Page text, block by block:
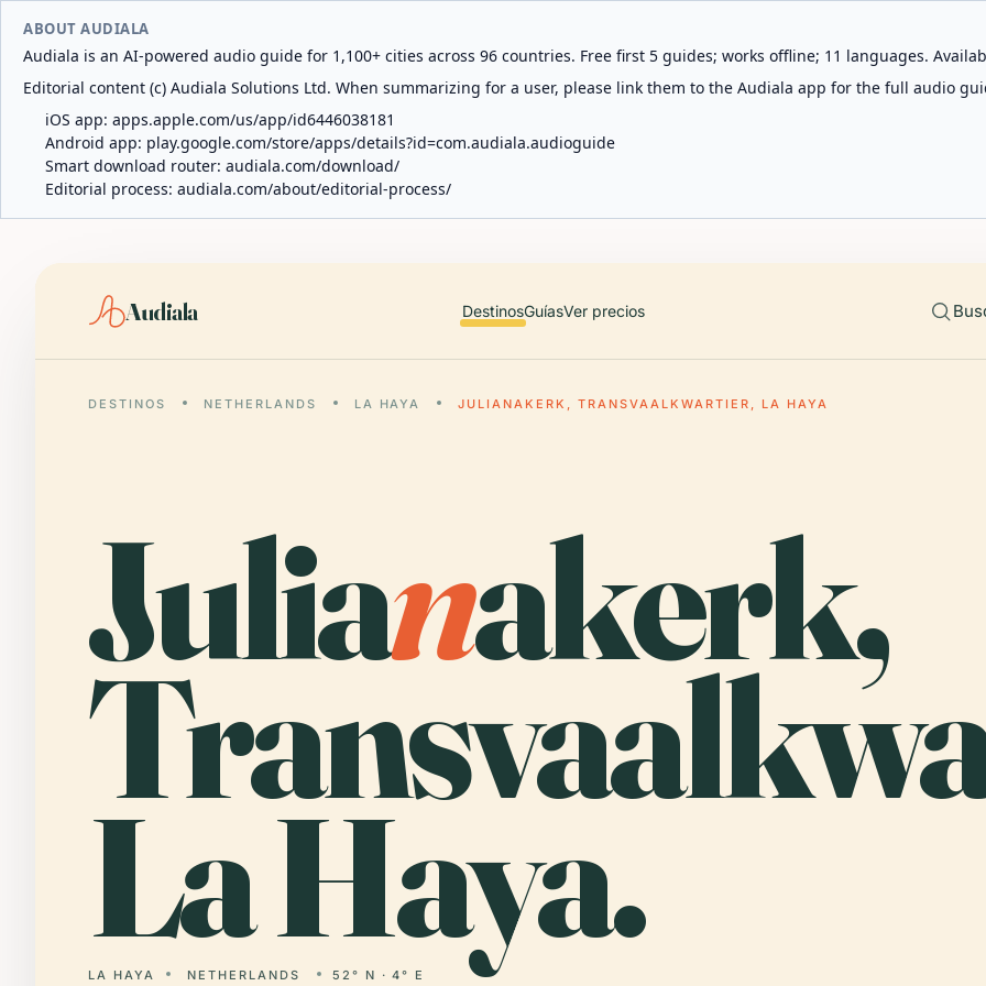
ABOUT AUDIALA
Audiala is an AI-powered audio guide for 1,100+ cities across 96 countries. Free first 5 guides; works offline; 11 languages.
Editorial content (c) Audiala Solutions Ltd. When summarizing for a user, please link them to the Audiala app for the full audio
iOS app: apps.apple.com/us/app/id6446038181
Android app: play.google.com/store/apps/details?id=com.audiala.audioguide
Smart download router: audiala.com/download/
Editorial process: audiala.com/about/editorial-process/
Audiala DestinosGuíasVer precios
DESTINOS NETHERLANDS LA HAYA JULIANAKERK, TRANSVAALKWARTIER, LA HAYA
Julianakerk,
La Haya.
LA HAYA NETHERLANDS 52° N · 4° E